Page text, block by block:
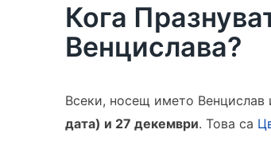
Кога
Венцислава?
Всеки, носещ името Венцислав
дата) и 27 декември. Това са